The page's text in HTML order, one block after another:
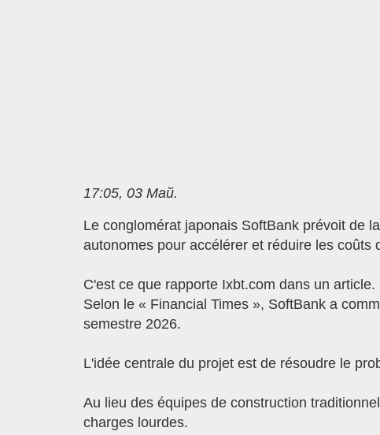
17:05, 03 Май.
Le conglomérat japonais SoftBank prévoit de
autonomes pour accélérer et réduire les
C'est ce que rapporte Ixbt.com dans un
Selon le « Financial Times », SoftBank a
semestre 2026.
L'idée centrale du projet est de résoudre le
Au lieu des équipes de construction
charges lourdes.